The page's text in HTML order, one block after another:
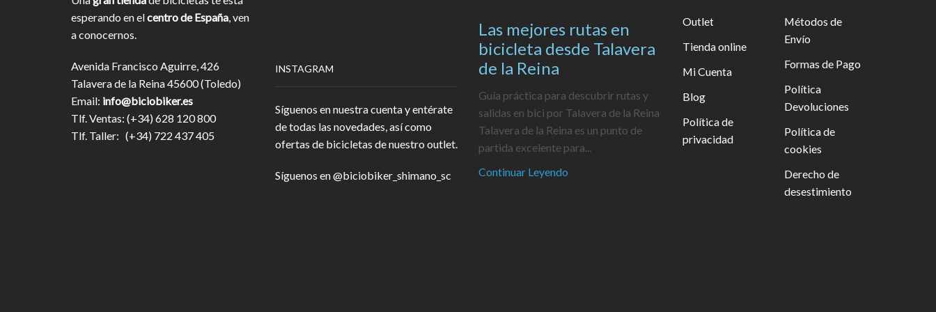
esperando en elcentro de España, ven
a conocernos.
Avenida Francisco Aguirre, 426
Talavera de la Reina 45600 (Toledo)
Email: info@biciobiker.es
Tlf. Ventas: (+34) 628 120 800
Tlf. Taller: (+34) 722 437 405
INSTAGRAM
Síguenos en nuestra cuenta y entérate
de todas las novedades, así como
ofertas de bicicletas de nuestro outlet.
Síguenos en@biciobiker_shimano_sc
Las mejores rutas en
bicicleta desde Talavera
de la Reina
Guía práctica para descubrir rutas y
salidas en bici por Talavera de la Reina
Talavera de la Reina es un punto de
partida excelente para...
Continuar Leyendo
Outlet
Tienda online
Mi Cuenta
Blog
Política de
privacidad
Métodos de
Envío
Formas de Pago
Política
Devoluciones
Política de
cookies
Derecho de
desestimiento